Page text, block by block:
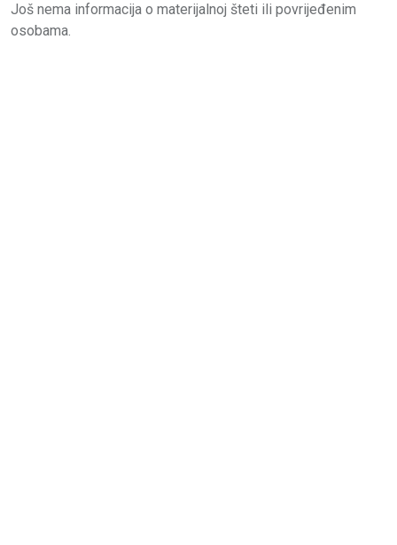
Još nema informacija o materijalnoj šteti ili povrijeđenim
osobama.